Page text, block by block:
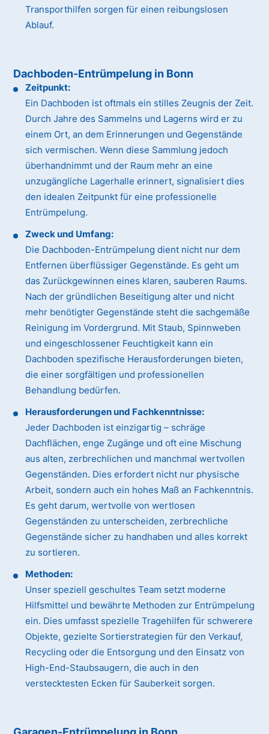
Transporthilfen sorgen für einen reibungslosen
Ablauf.
Dachboden-Entrümpelung in Bonn
Zeitpunkt:
Ein Dachboden ist oftmals ein stilles Zeugnis der Zeit.
Durch Jahre des Sammelns und Lagerns wird er zu
einem Ort, an dem Erinnerungen und Gegenstände
sich vermischen. Wenn diese Sammlung jedoch
überhandnimmt und der Raum mehr an eine
unzugängliche Lagerhalle erinnert, signalisiert dies
den idealen Zeitpunkt für eine professionelle
Entrümpelung.
Zweck und Umfang:
Die Dachboden-Entrümpelung dient nicht nur dem
Entfernen überflüssiger Gegenstände. Es geht um
das Zurückgewinnen eines klaren, sauberen Raums.
Nach der gründlichen Beseitigung alter und nicht
mehr benötigter Gegenstände steht die sachgemäße
Reinigung im Vordergrund. Mit Staub, Spinnweben
und eingeschlossener Feuchtigkeit kann ein
Dachboden spezifische Herausforderungen bieten,
die einer sorgfältigen und professionellen
Behandlung bedürfen.
Herausforderungen und Fachkenntnisse:
Jeder Dachboden ist einzigartig – schräge
Dachflächen, enge Zugänge und oft eine Mischung
aus alten, zerbrechlichen und manchmal wertvollen
Gegenständen. Dies erfordert nicht nur physische
Arbeit, sondern auch ein hohes Maß an Fachkenntnis.
Es geht darum, wertvolle von wertlosen
Gegenständen zu unterscheiden, zerbrechliche
Gegenstände sicher zu handhaben und alles korrekt
zu sortieren.
Methoden:
Unser speziell geschultes Team setzt moderne
Hilfsmittel und bewährte Methoden zur Entrümpelung
ein. Dies umfasst spezielle Tragehilfen für schwerere
Objekte, gezielte Sortierstrategien für den Verkauf,
Recycling oder die Entsorgung und den Einsatz von
High-End-Staubsaugern, die auch in den
verstecktesten Ecken für Sauberkeit sorgen.